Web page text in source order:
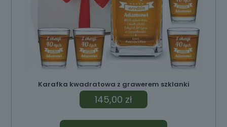
Karafka kwadratowa z grawerem szklanki
145,00 zł